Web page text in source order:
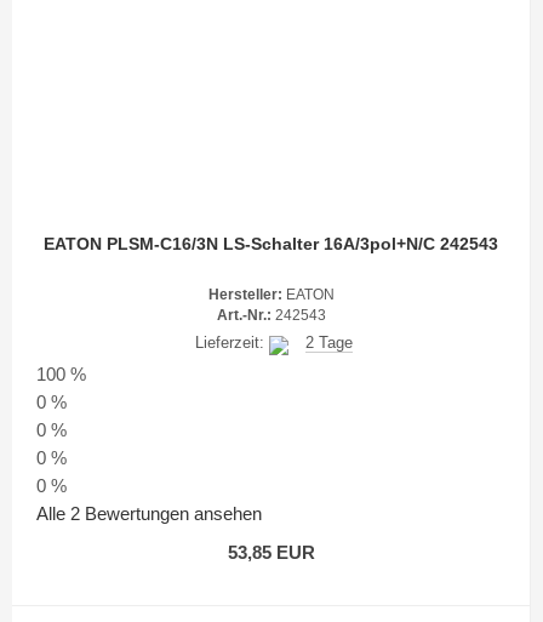
EATON PLSM-C16/3N LS-Schalter 16A/3pol+N/C 242543
Hersteller: EATON
Art.-Nr.: 242543
Lieferzeit: 2 Tage
100 %
0 %
0 %
0 %
0 %
Alle 2 Bewertungen ansehen
53,85 EUR